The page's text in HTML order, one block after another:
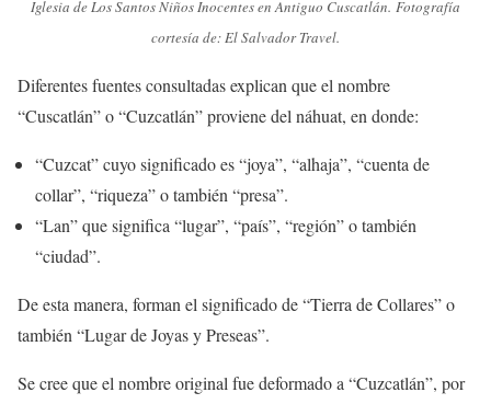
Iglesia de Los Santos Niños Inocentes en Antiguo Cuscatlán. Fotografía
cortesía de: El Salvador Travel.
Diferentes fuentes consultadas explican que el nombre
“Cuscatlán” o “Cuzcatlán” proviene del náhuat, en donde:
“Cuzcat” cuyo significado es “joya”, “alhaja”, “cuenta de
collar”, “riqueza” o también “presa”.
“Lan” que significa “lugar”, “país”, “región” o también
“ciudad”.
De esta manera, forman el significado de “Tierra de Collares” o
también “Lugar de Joyas y Preseas”.
Se cree que el nombre original fue deformado a “Cuzcatlán”, por